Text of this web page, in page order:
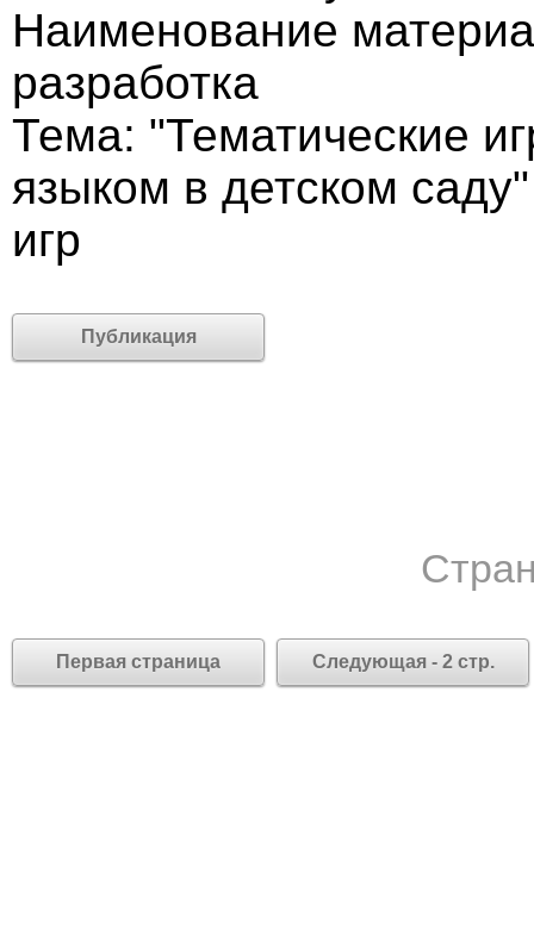
Наименование
разработка
Тема: "Тематические
языком в детском
игр
Публикация
Первая страница Следующая - 2 стр.